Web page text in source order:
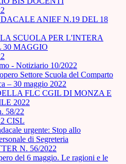
ANIEF N.19 DEL 18
SCUOLA PER L'INTERA
30 MAGGIO
- Notiziario 10/2022
Settore Scuola del Comparto
– 30 maggio 2022
FLC CGIL DI MONZA E
2022
58/22
CISL
urgente: Stop allo
di Segreteria
N. 56/2022
del 6 maggio. Le ragioni e le